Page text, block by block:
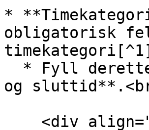
*
obligatorisk
og